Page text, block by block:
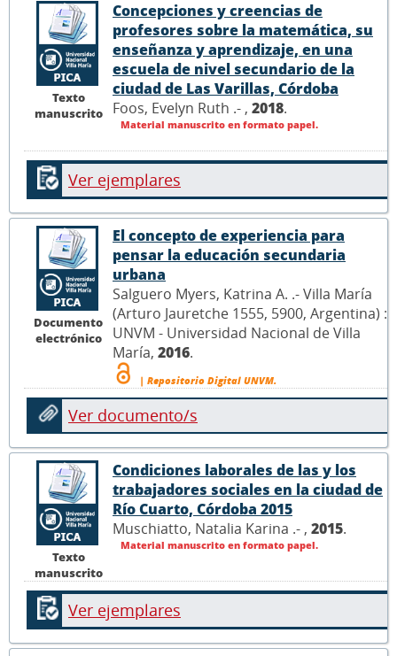
Texto
manuscrito
Concepciones y creencias de
profesores sobre la matemática, su
enseñanza y aprendizaje, en una
escuela de nivel secundario de la
ciudad de Las Varillas, Córdoba
Foos, Evelyn Ruth .- , 2018.
Material manuscrito en formato papel.
Ver ejemplares
Documento
electrónico
El concepto de experiencia para
pensar la educación secundaria
urbana
Salguero Myers, Katrina A. .- Villa María
(Arturo Jauretche 1555, 5900, Argentina) :
UNVM - Universidad Nacional de Villa
María, 2016.
| Repositorio Digital UNVM.
Ver documento/s
Texto
manuscrito
Condiciones laborales de las y los
trabajadores sociales en la ciudad de
Río Cuarto, Córdoba 2015
Muschiatto, Natalia Karina .- , 2015.
Material manuscrito en formato papel.
Ver ejemplares